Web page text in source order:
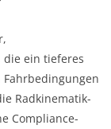
die ein tieferes
Radkinematik-
Compliance-